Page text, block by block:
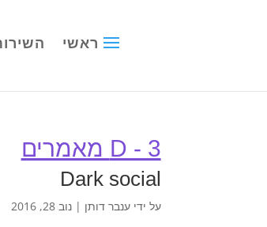
ראשי
D - 3 מאמרים
Dark social
על ידיענבר דותן |נוב 28, 2016